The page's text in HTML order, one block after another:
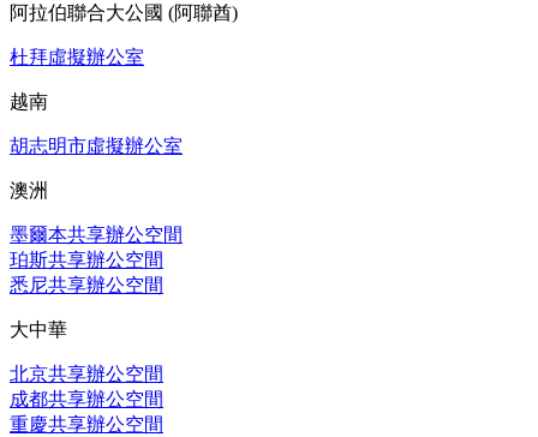
阿拉伯聯合大公國 (阿聯酋)
杜拜虛擬辦公室
越南
胡志明市虛擬辦公室
澳洲
墨爾本共享辦公空間
珀斯共享辦公空間
悉尼共享辦公空間
大中華
北京共享辦公空間
成都共享辦公空間
重慶共享辦公空間